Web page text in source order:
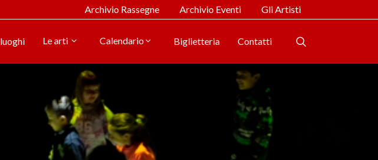
Archivio Rassegne Archivio Eventi Gli Artisti
Le arti Calendario Biglietteria Contatti